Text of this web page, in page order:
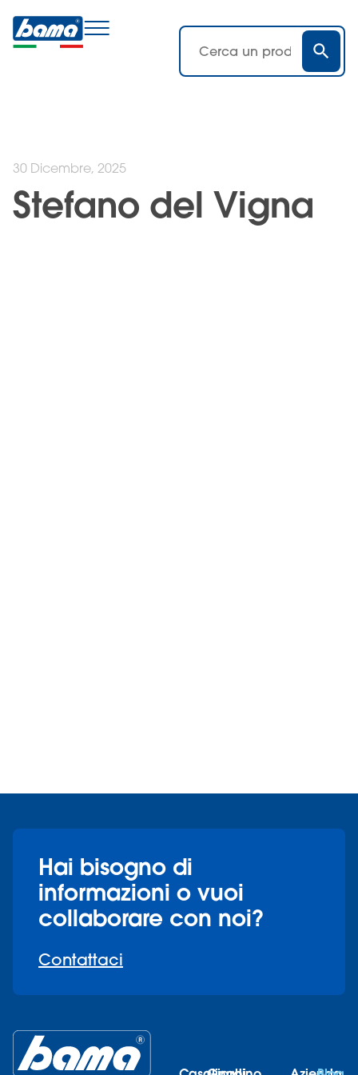
30 Dicembre, 2025
Stefano del Vigna
Hai bisogno di
informazioni o vuoi
collaborare con noi?
Contattaci